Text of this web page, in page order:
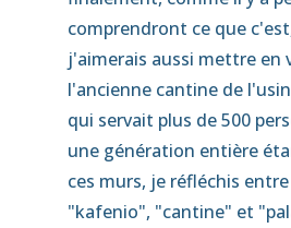
comprendront ce que
j'aimerais aussi mettre en
l'ancienne cantine de
qui servait plus de 500
une génération entière
ces murs, je réfléchis
"kafenio", "cantine" et